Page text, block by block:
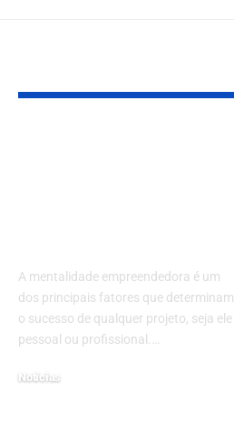
A mentalidade empreendedora é um
dos principais fatores que determinam
o sucesso de qualquer projeto, seja ele
pessoal ou profissional.…
Notícias